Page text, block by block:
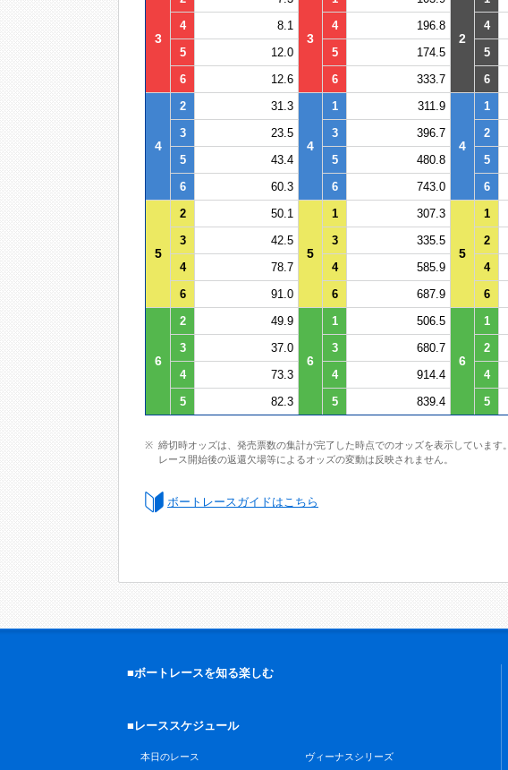
3 3 2
4
8.1 4 196.8 4
5
12.0 5 174.5 5
6
12.6 6 333.7 6
4
2 31.3
4
1 311.9
4
1
3
23.5 3 396.7 2
5
43.4 5 480.8 5
6
60.3 6 743.0 6
5
2 50.1
5
1 307.3
5
1
3
42.5 3 335.5 2
4
78.7 4 585.9 4
6
91.0 6 687.9 6
6
2 49.9
6
1 506.5
6
1
3
37.0 3 680.7 2
4
73.3 4 914.4 4
5
82.3 5 839.4 5
締切時オッズは、発売票数の集計が完了した時点でのオッズを表示しています。
レース開始後の返還欠場等によるオッズの変動は反映されません。
ボートレースガイドはこちら
■ボートレースを知る楽しむ
■レーススケジュール
本日のレース ヴィーナスシリーズ